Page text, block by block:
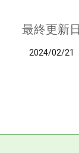
最終更新日
2024/02/21